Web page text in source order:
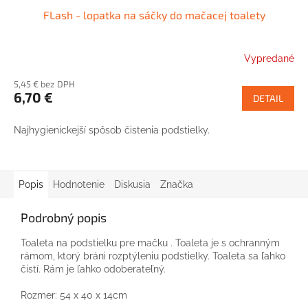
FLash - lopatka na sáčky do mačacej toalety
Vypredané
5,45 € bez DPH
6,70 € DETAIL
Najhygienickejší spôsob čistenia podstielky.
Popis Hodnotenie Diskusia Značka
Podrobný popis
Toaleta na podstielku pre mačku . Toaleta je s ochranným
rámom, ktorý bráni rozptýleniu podstielky. Toaleta sa ľahko
čistí. Rám je ľahko odoberateľný.
Rozmer: 54 x 40 x 14cm